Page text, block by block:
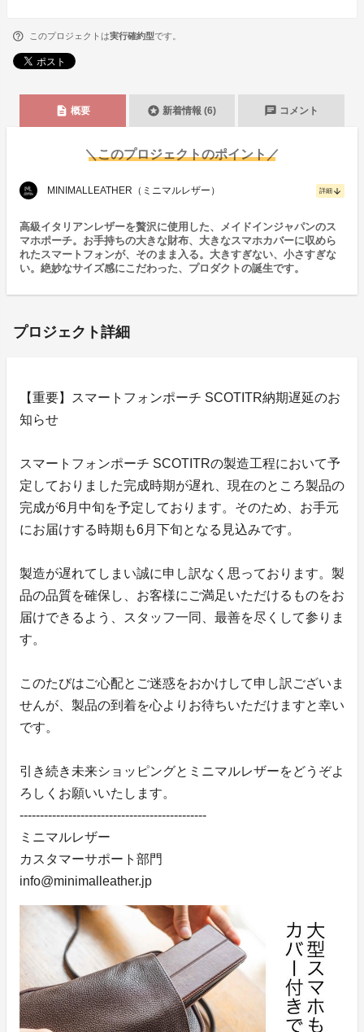
このプロジェクトは実行確約型です。
description 概要 stars 新着情報 (6) chat コメント
＼このプロジェクトのポイント／
MINIMALLEATHER（ミニマルレザー） 詳細 arrow_downward
高級イタリアンレザーを贅沢に使用した、メイドインジャパンのス
マホポーチ。お手持ちの大きな財布、大きなスマホカバーに収めら
れたスマートフォンが、そのまま入る。大きすぎない、小さすぎな
い。絶妙なサイズ感にこだわった、プロダクトの誕生です。
プロジェクト詳細
【重要】スマートフォンポーチ SCOTITR納期遅延のお
知らせ
スマートフォンポーチ SCOTITRの製造工程において予
定しておりました完成時期が遅れ、現在のところ製品の
完成が6月中旬を予定しております。そのため、お手元
にお届けする時期も6月下旬となる見込みです。
製造が遅れてしまい誠に申し訳なく思っております。製
品の品質を確保し、お客様にご満足いただけるものをお
届けできるよう、スタッフ一同、最善を尽くして参りま
す。
このたびはご心配とご迷惑をおかけして申し訳ございま
せんが、製品の到着を心よりお待ちいただけますと幸い
です。
引き続き未来ショッピングとミニマルレザーをどうぞよ
ろしくお願いいたします。
----------------------------------------------
ミニマルレザー
カスタマーサポート部門
info@minimalleather.jp